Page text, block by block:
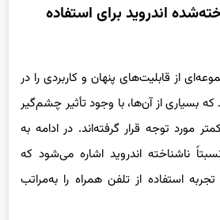
که بسیاری از آن‌ها، با وجود تأثیر چشم‌گیر
مورد توجه قرار گرفته‌اند. در ادامه به
ناشناخته اندروید اشاره می‌شود که
استفاده از تلفن همراه را به‌مراتب